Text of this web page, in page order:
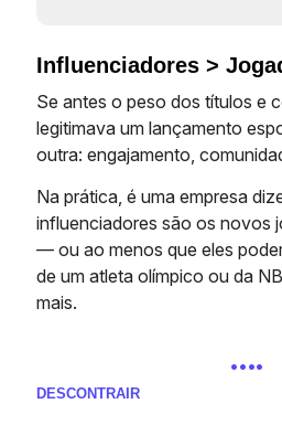
Influenciadores >
Se antes o peso dos títulos e
legitimava um lançamento
outra: engajamento,
Na prática, é uma empresa
influenciadores são os novos
— ou ao menos que eles
de um atleta olímpico ou da
mais.
….
DESCONTRAIR